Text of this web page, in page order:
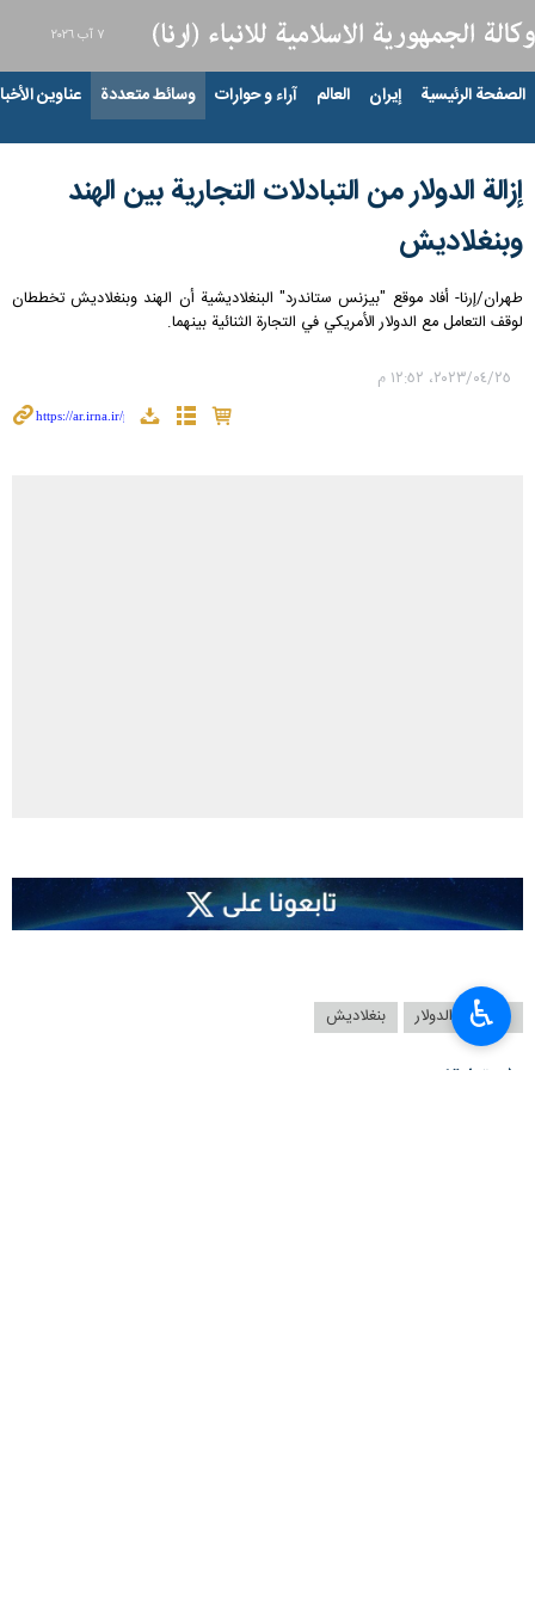
٧ آب ٢٠٢٦
الصفحة الرئيسية إيران العالم آراء و حوارات وسائط متعددة عناوين
إزالة الدولار من التبادلات التجاریة بين الهند
وبنغلاديش
طهران/إرنا- أفاد موقع "بيزنس ستاندرد" البنغلاديشية أن الهند وبنغلاديش تخططان
لوقف التعامل مع الدولار الأمريكي في التجارة الثنائية بينهما.
٢٥‏/٠٤‏/٢٠٢٣، ١٢:٥٢ م
الهند الدولار بنغلاديش
تعليقك
♿︎